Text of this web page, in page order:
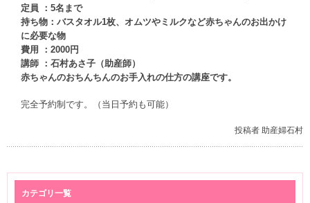
定員 ：5名まで
持ち物：バスタオル1枚、オムツやミルクなど赤ちゃんのお出かけ
に必要な物
費用 ：2000円
講師 ：石村あさ子（助産師）
赤ちゃんのおちんちんのお手入れの仕方の講座です。
完全予約制です。（当日予約も可能）
投稿者 助産婦石村
カテゴリ一覧